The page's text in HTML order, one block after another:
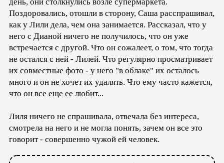
Поздоровались, отошли в сторону, Саша расспрашивал,
как у Лили дела, чем она занимается. Рассказал, что у
него с Дианой ничего не получилось, что он уже
встречается с другой. Что он сожалеет, о том, что тогда
не остался с ней - Лилей. Что регулярно просматривает
их совместные фото - у него "в облаке" их осталось
много и он не хочет их удалять. Что ему часто кажется,
что он все еще ее любит...
Лиля ничего не спрашивала, отвечала без интереса,
смотрела на него и не могла понять, зачем он все это
говорит - совершенно чужой ей человек.